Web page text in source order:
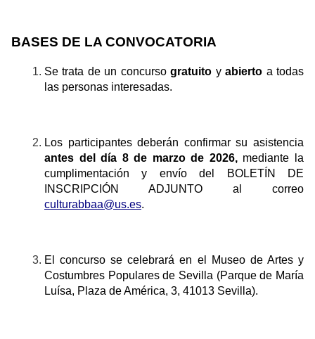
BASES DE LA CONVOCATORIA
Se trata de un concursogratuito yabierto a todas
las personas interesadas.
Los participantes deberán confirmar su asistencia
antes del día 8 de marzo de 2026,mediante la
cumplimentación y envío del BOLETÍN DE
INSCRIPCIÓN ADJUNTO al correo
culturabbaa@us.es.
El concurso se celebrará en el Museo de Artes y
Costumbres Populares de Sevilla (Parque de María
Luísa, Plaza de América, 3, 41013 Sevilla).